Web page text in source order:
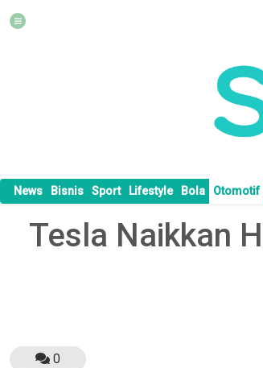
News Bisnis Sport Lifestyle Bola Otomotif
Tesla Naikkan
0